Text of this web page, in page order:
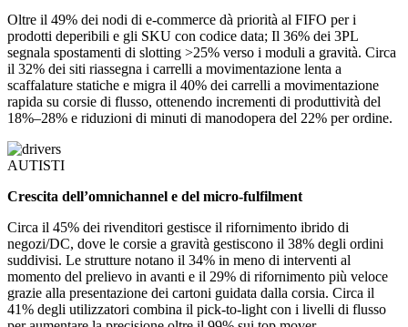
Oltre il 49% dei nodi di e-commerce dà priorità al FIFO per i
prodotti deperibili e gli SKU con codice data; Il 36% dei 3PL
segnala spostamenti di slotting >25% verso i moduli a gravità. Circa
il 32% dei siti riassegna i carrelli a movimentazione lenta a
scaffalature statiche e migra il 40% dei carrelli a movimentazione
rapida su corsie di flusso, ottenendo incrementi di produttività del
18%–28% e riduzioni di minuti di manodopera del 22% per ordine.
AUTISTI
Crescita dell’omnichannel e del micro-fulfilment
Circa il 45% dei rivenditori gestisce il rifornimento ibrido di
negozi/DC, dove le corsie a gravità gestiscono il 38% degli ordini
suddivisi. Le strutture notano il 34% in meno di interventi al
momento del prelievo in avanti e il 29% di rifornimento più veloce
grazie alla presentazione dei cartoni guidata dalla corsia. Circa il
41% degli utilizzatori combina il pick-to-light con i livelli di flusso